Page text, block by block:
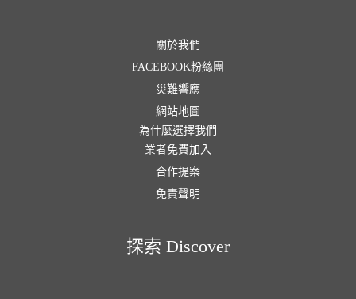
關於我們
FACEBOOK粉絲團
災難響應
網站地圖
為什麼選擇我們
業者免費加入
合作提案
免責聲明
探索 Discover